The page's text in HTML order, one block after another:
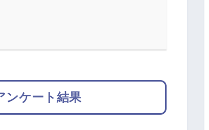
ンケート結果